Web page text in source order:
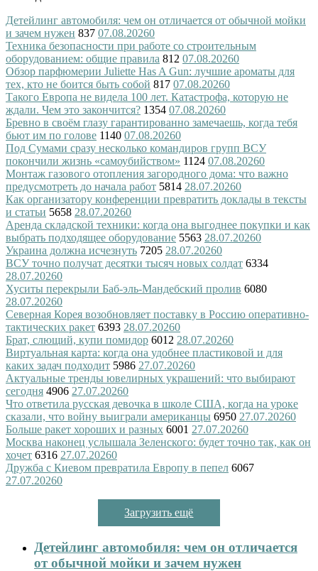
Детейлинг автомобиля: чем он отличается от обычной мойки
и зачем нужен 837 07.08.20260
Техника безопасности при работе со строительным
оборудованием: общие правила 812 07.08.20260
Обзор парфюмерии Juliette Has A Gun: лучшие ароматы для
тех, кто не боится быть собой 817 07.08.20260
Такого Европа не видела 100 лет. Катастрофа, которую не
ждали. Чем это закончится? 1354 07.08.20260
Бревно в своём глазу гарантированно замечаешь, когда тебя
бьют им по голове 1140 07.08.20260
Под Сумами сразу несколько командиров групп ВСУ
покончили жизнь «самоубийством» 1124 07.08.20260
Монтаж газового отопления загородного дома: что важно
предусмотреть до начала работ 5814 28.07.20260
Как организатору конференции превратить доклады в тексты
и статьи 5658 28.07.20260
Аренда складской техники: когда она выгоднее покупки и как
выбрать подходящее оборудование 5563 28.07.20260
Украина должна исчезнуть 7205 28.07.20260
ВСУ точно получат десятки тысяч новых солдат 6334
28.07.20260
Хуситы перекрыли Баб-эль-Мандебский пролив 6080
28.07.20260
Северная Корея возобновляет поставку в Россию оперативно-
тактических ракет 6393 28.07.20260
Брат, слющий, купи помидор 6012 28.07.20260
Виртуальная карта: когда она удобнее пластиковой и для
каких задач подходит 5986 27.07.20260
Актуальные тренды ювелирных украшений: что выбирают
сегодня 4906 27.07.20260
Что ответила русская девочка в школе США, когда на уроке
сказали, что войну выиграли американцы 6950 27.07.20260
Больше ракет хороших и разных 6001 27.07.20260
Москва наконец услышала Зеленского: будет точно так, как он
хочет 6316 27.07.20260
Дружба с Киевом превратила Европу в пепел 6067
27.07.20260
Загрузить ещё
Детейлинг автомобиля: чем он отличается
от обычной мойки и зачем нужен